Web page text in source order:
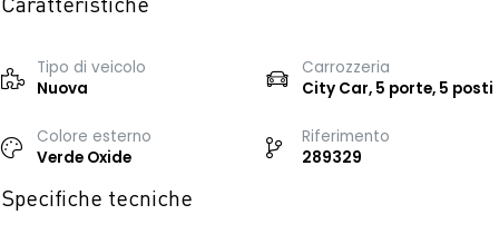
Caratteristiche
Tipo di veicolo
Nuova
Carrozzeria
City Car, 5 porte, 5 posti
Colore esterno
Verde Oxide
Riferimento
289329
Specifiche tecniche